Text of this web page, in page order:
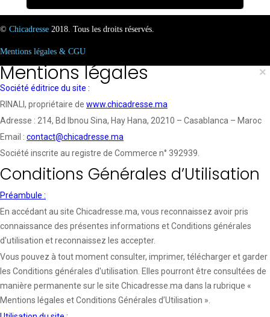
© Chicadresse 2018. Tous les droits réservés.
Mentions légales & CGU
×
Mentions légales
Société éditrice du site :
RINALI, propriétaire de www.chicadresse.ma
Adresse : 214, Bd Ibnou Sina, Hay Hana, 20210 – Casablanca – Maroc
Email : contact@chicadresse.ma
Société inscrite au registre de Commerce n° 392939.
Conditions Générales d’Utilisation
Préambule :
En accédant au site Chicadresse.ma, vous reconnaissez avoir pris
connaissance des présentes informations et Conditions générales
d'utilisation et reconnaissez les accepter.
Vous pouvez à tout moment consulter, imprimer, télécharger et garder
les Conditions générales d'utilisation. Elles pourront être consultées de
manière permanente sur le site Chicadresse.ma dans la rubrique «
Mentions légales et Conditions Générales d’Utilisation ».